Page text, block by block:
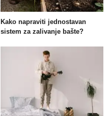
Kako napraviti jednostavan
sistem za zalivanje bašte?